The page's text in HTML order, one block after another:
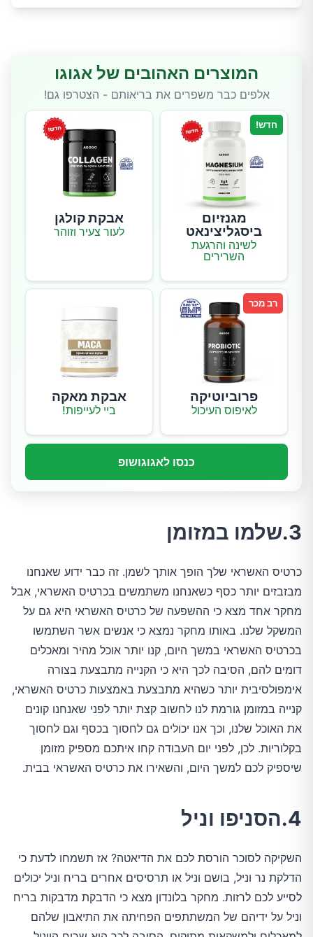
המוצרים האהובים של אגוגו
אלפים כבר משפרים את בריאותם - הצטרפו גם!
חדש!
מגנזיום
ביסגליצינאט
לשינה והרגעת
השרירים
אבקת קולגן
לעור צעיר וזוהר
רב מכר
פרוביוטיקה
לאיפוס העיכול
אבקת מאקה
ביי לעייפות!
כנסו לאגוגושופ
3.שלמו במזומן
כרטיס האשראי שלך הופך אותך לשמן. זה כבר ידוע שאנחנו
מבזבזים יותר כסף כשאנחנו משתמשים בכרטיס האשראי, אבל
מחקר אחד מצא כי ההשפעה של כרטיס האשראי היא גם על
המשקל שלנו. באותו מחקר נמצא כי אנשים אשר השתמשו
בכרטיס האשראי במשך היום, קנו יותר אוכל מהיר ומאכלים
דומים להם, הסיבה לכך היא כי הקנייה מתבצעת בצורה
אימפולסיבית יותר כשהיא מתבצעת באמצעות כרטיס האשראי,
קנייה במזומן גורמת לנו לחשוב קצת יותר לפני שאנחנו קונים
את האוכל שלנו, וכך אנו יכולים גם לחסוך בכסף וגם לחסוך
בקלוריות. לכן, לפני יום העבודה קחו איתכם מספיק מזומן
שיספיק לכם למשך היום, והשאירו את כרטיס האשראי בבית.
4.הסניפו וניל
השקיקה לסוכר הורסת לכם את הדיאטה? אז תשמחו לדעת כי
הדלקת נר וניל, בושם וניל או תרסיסים אחרים בריח וניל יכולים
לסייע לכם לרזות. מחקר בלונדון מצא כי הדבקת מדבקות בריח
וניל על ידיהם של המשתתפים הפחיתה את התיאבון שלהם